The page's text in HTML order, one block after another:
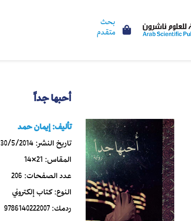
بحث
متقدم
أحبها جداً
تأليف:إيمان حمد
تاريخ النشر:30/5/2014
المقاس:21×14
عدد الصفحات:206
النوع:كتاب إلكتروني
ردمك:9786140222007